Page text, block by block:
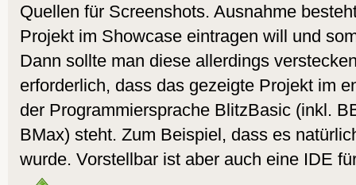
Quellen für Screenshots. Ausnahme
Projekt im Showcase eintragen will und
Dann sollte man diese allerdings
erforderlich, dass das gezeigte Projekt im
der Programmiersprache BlitzBasic (inkl.
BMax) steht. Zum Beispiel, dass es
wurde. Vorstellbar ist aber auch eine IDE